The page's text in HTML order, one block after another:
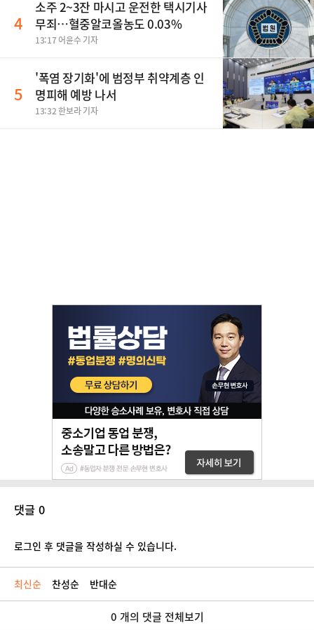
4
소주 2~3잔 마시고 운전한 택시기사
무죄…혈중알코올농도 0.03%
13:17 어윤수 기자
5
'폭염 장기화'에 범정부 취약계층 인
명피해 예방 나서
13:32 한보라 기자
댓글 0
로그인 후 댓글을 작성하실 수 있습니다.
최신순 찬성순 반대순
0 개의 댓글 전체보기